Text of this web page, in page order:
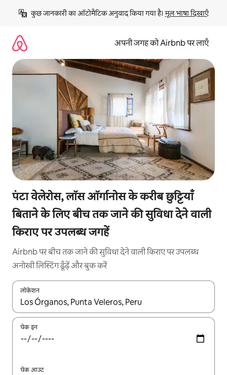
छोड़कर
कॉन्टेंट
कुछ जानकारी का ऑटोमैटिक अनुवाद किया गया है। मूल भाषा दिखाएँ
अपनी जगह को Airbnb पर लाएँ
पंटा वेलेरोस, लॉस ऑर्गानोस के करीब छुट्टियाँ
बिताने के लिए बीच तक जाने की सुविधा देने वाली
किराए पर उपलब्ध जगहें
Airbnb पर बीच तक जाने की सुविधा देने वाली किराए पर उपलब्ध
अनोखी लिस्टिंग ढूँढ़ें और बुक करें
लोकेशन
नतीजों के उपलब्ध होने पर, अप और डाउन 'ऐरो की' का इस्तेमाल करके नेविगेट
चेक इन
चेक आउट